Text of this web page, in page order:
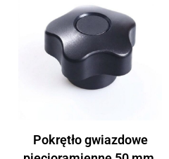
Pokrętło gwiazdowe